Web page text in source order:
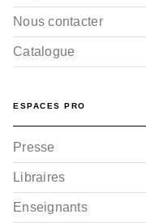
Nous contacter
Catalogue
ESPACES PRO
Presse
Libraires
Enseignants